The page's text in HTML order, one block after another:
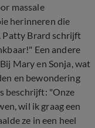
massale
herinneren die
Patty Brard schrijft
Een andere
Mary en Sonja, wat
en bewondering
beschrijft: "Onze
wil ik graag een
ze in een heel